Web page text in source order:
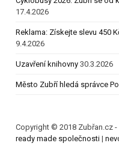
17.4.2026
Reklama: Získejte slevu 450
9.4.2026
Uzavření knihovny 30.3.2026
Město Zubří hledá správce
Copyright © 2018 Zubřan.cz
ready made společnosti |